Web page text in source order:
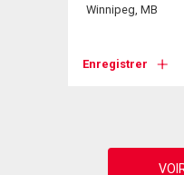
Winnipeg, MB
Enregistrer